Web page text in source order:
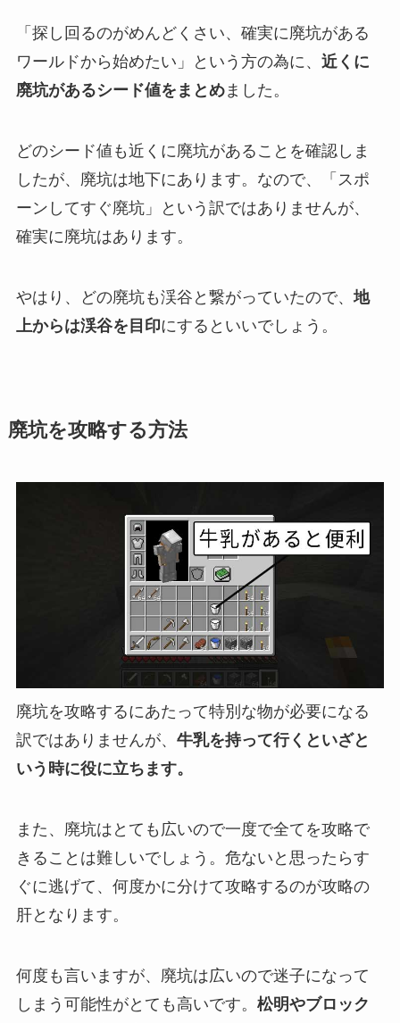
「探し回るのがめんどくさい、確実に廃坑がある
ワールドから始めたい」という方の為に、 近くに
廃坑があるシード値をまとめました。
どのシード値も近くに廃坑があることを確認しま
したが、廃坑は地下にあります。なので、「スポ
ーンしてすぐ廃坑」という訳ではありませんが、
確実に廃坑はあります。
やはり、どの廃坑も渓谷と繋がっていたので、地
上からは渓谷を目印にするといいでしょう。
廃坑を攻略する方法
廃坑を攻略するにあたって特別な物が必要になる
訳ではありませんが、 牛乳を持って行くといざと
いう時に役に立ちます。
また、廃坑はとても広いので一度で全てを攻略で
きることは難しいでしょう。危ないと思ったらす
ぐに逃げて、何度かに分けて攻略するのが攻略の
肝となります。
何度も言いますが、廃坑は広いので迷子になって
しまう可能性がとても高いです。 松明やブロック